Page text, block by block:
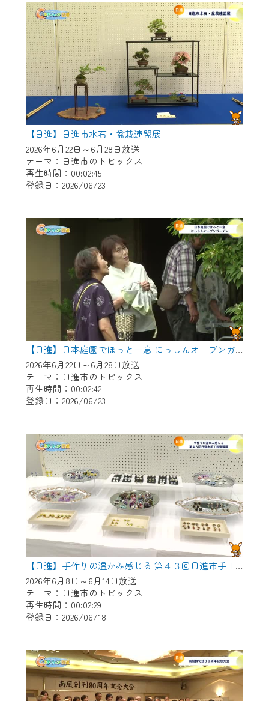
【日進】日進市水石・盆栽連盟展
2026年6月22日～6月28日放送
テーマ：日進市のトピックス
再生時間：00:02:45
登録日：2026/06/23
【日進】日本庭園でほっと一息 にっしんオープンガーデン
2026年6月22日～6月28日放送
テーマ：日進市のトピックス
再生時間：00:02:42
登録日：2026/06/23
【日進】手作りの温かみ感じる 第４３回日進市手工芸連盟展
2026年6月8日～6月14日放送
テーマ：日進市のトピックス
再生時間：00:02:29
登録日：2026/06/18
で設定できます。
（GmailやYahooなどのフリーメールアドレ
スでも作成可能です）
※マイページへのログイン・MyIDの新規登
録はこちらから
※CCNetアプリをご利用中の方は引き続き
ご視聴いただけます。
＜メンテナンス情報＞
CCNetWebTVのリニューアルにともないメ
ンテナンス作業を予定しています。
作業の間は、CCNetWebTVの画面が「メン
テナンス中」になり、ご利用いただけませ
ご不便をおかけいたしますが、ご了承の程
よろしくお願いいたします。